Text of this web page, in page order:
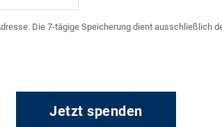
Die 7-tägige Speicherung dient ausschließlich
Jetzt spenden